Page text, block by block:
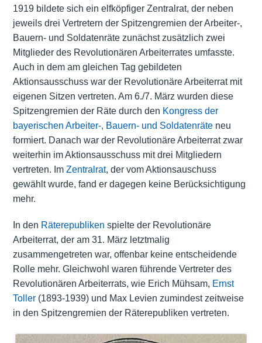
1919bildete sich ein elfköpfiger Zentralrat, der neben
jeweils drei Vertretern der Spitzengremien der Arbeiter-,
Bauern- und Soldatenräte zunächst zusätzlich zwei
Mitglieder des Revolutionären Arbeiterrates umfasste.
Auch in dem am gleichen Tag gebildeten
Aktionsausschuss war der Revolutionäre Arbeiterrat mit
eigenen Sitzen vertreten. Am 6./7. März wurden diese
Spitzengremien der Räte durch den Kongress der
bayerischen Arbeiter-, Bauern- und Soldatenräteneu
formiert. Danach war der Revolutionäre Arbeiterrat zwar
weiterhin im Aktionsausschuss mit drei Mitgliedern
vertreten. Im Zentralrat, der vom Aktionsauschuss
gewählt wurde, fand er dagegen keine Berücksichtigung
mehr.
In den Räterepubliken spielte der Revolutionäre
Arbeiterrat, der am 31. März letztmalig
zusammengetreten war, offenbar keine entscheidende
Rolle mehr. Gleichwohl waren führende Vertreter des
Revolutionären Arbeiterrats, wie Erich Mühsam, Ernst
Toller(1893-1939) und Max Levien zumindest zeitweise
in den Spitzengremien der Räterepubliken vertreten.